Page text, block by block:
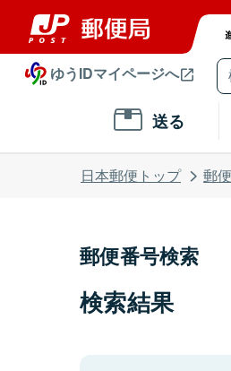
ゆうIDマイページへ
送る
日本郵便トップ 郵
郵便番号検索
検索結果